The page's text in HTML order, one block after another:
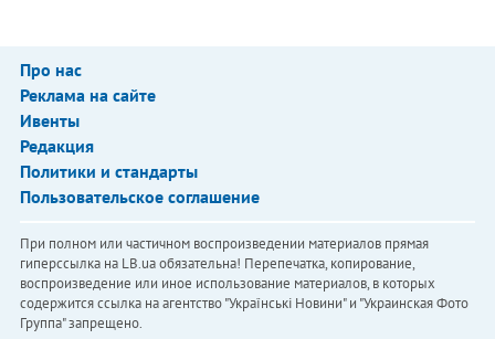
Про нас
Реклама на сайте
Ивенты
Редакция
Политики и стандарты
Пользовательское соглашение
При полном или частичном воспроизведении материалов прямая
гиперссылка на LB.ua обязательна! Перепечатка, копирование,
воспроизведение или иное использование материалов, в которых
содержится ссылка на агентство "Українськi Новини" и "Украинская Фото
Группа" запрещено.